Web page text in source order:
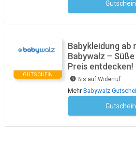
GUTSCHEIN
Babykleidung ab
Babywalz –
Preis entdecken!
Bis auf Widerruf
MehrBabywalz